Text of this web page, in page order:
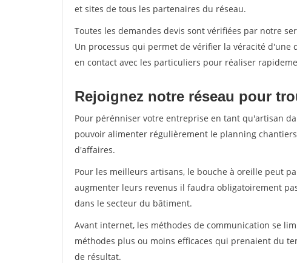
et sites de tous les partenaires du réseau.
Toutes les demandes devis sont vérifiées par notre
Un processus qui permet de vérifier la véracité d'une
en contact avec les particuliers pour réaliser
Rejoignez notre réseau pour
Pour pérénniser votre entreprise en tant qu'artisan
pouvoir alimenter régulièrement le planning
d'affaires.
Pour les meilleurs artisans, le bouche à oreille peut
augmenter leurs revenus il faudra obligatoirement
dans le secteur du bâtiment.
Avant internet, les méthodes de communication se
méthodes plus ou moins efficaces qui prenaient du
de résultat.